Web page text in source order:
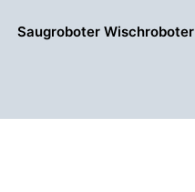
Saugroboter Wischroboter